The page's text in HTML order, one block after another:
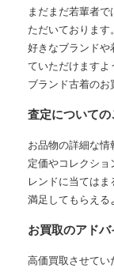
まだまだ若輩者
ただいております。
好きなブランドや
ていただけますよ
ブランド古着のお
査定について
お品物の詳細な情
定価やコレクシ
レンドに当ては
満足してもらえる
お買取のアドバ
高価買取させてい